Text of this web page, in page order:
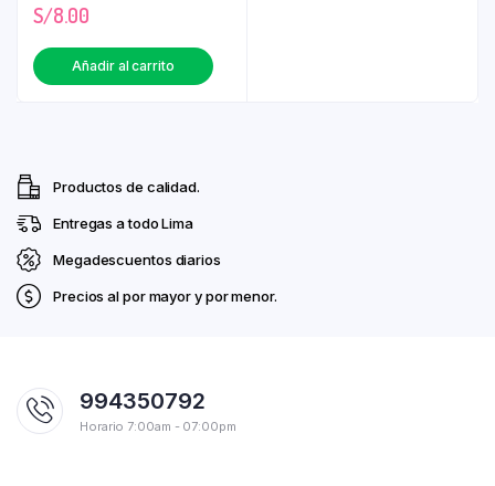
S/8.00
Añadir al carrito
Productos de calidad.
Entregas a todo Lima
Megadescuentos diarios
Precios al por mayor y por menor.
994350792
Horario 7:00am - 07:00pm